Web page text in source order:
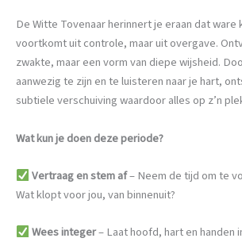
De Witte Tovenaar herinnert je eraan dat ware
voortkomt uit controle, maar uit overgave.
zwakte, maar een vorm van diepe wijsheid.
aanwezig te zijn en te luisteren naar je hart,
subtiele verschuiving waardoor alles op z’n
Wat kun je doen deze periode?
Vertraag en stem af– Neem de tijd om te
Wat klopt voor jou, van binnenuit?
Wees integer– Laat hoofd, hart en handen